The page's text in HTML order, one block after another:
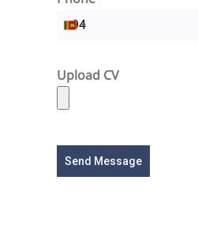
Sri Lanka +94
Upload CV
Send Message